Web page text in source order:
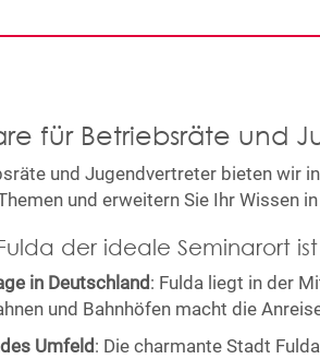
für Betriebsräte und
und Jugendvertreter bieten wir
und erweitern Sie Ihr Wissen
der ideale Seminarort ist
in Deutschland: Fulda liegt in der
und Bahnhöfen macht die
Umfeld : Die charmante Stadt